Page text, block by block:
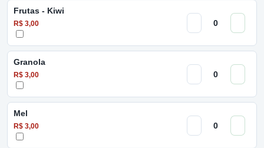
Frutas - Kiwi
R$ 3,00
Granola
R$ 3,00
Mel
R$ 3,00